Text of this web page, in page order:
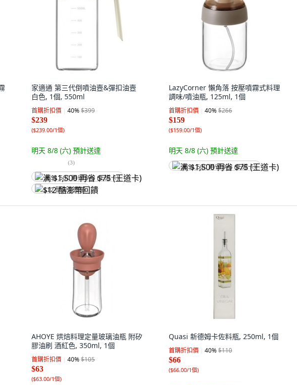
家適通 第三代倒噴油壼&彈扣油壼
白色, 1個, 550ml
首購折扣價 40%$399
$239
($239.00/1個)
明天 8/8 (六) 預計送達
(3)
满 $1,500 再省 $75 (王道卡)
$12 酷澎幣回饋
LazyCorner 懶角落 按壓噴霧式料理
調味/噴油瓶, 125ml, 1個
首購折扣價 40%$266
$159
($159.00/1個)
明天 8/8 (六) 預計送達
满 $1,500 再省 $75 (王道卡)
AHOYE 烘焙料理定量玻璃油瓶 附矽
膠油刷 酒紅色, 350ml, 1個
首購折扣價 40%$105
$63
($63.00/1個)
Quasi 新德姆卡佐料瓶, 250ml, 1個
首購折扣價 40%$110
$66
($66.00/1個)